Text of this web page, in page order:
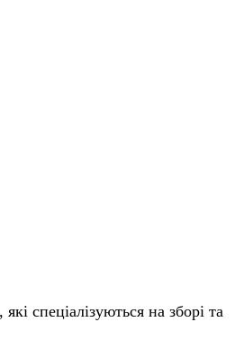
спеціалізуються на зборі та